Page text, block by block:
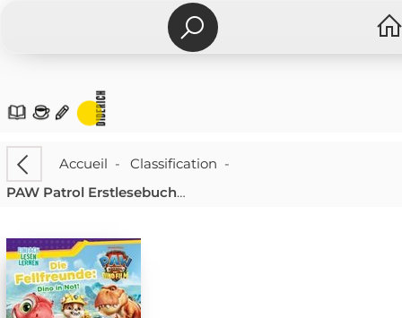
Accueil - Classification -
PAW Patrol Erstlesebuch: PAW Patrol - Der Dino Film - Die Fellfreunde: Dino in Not